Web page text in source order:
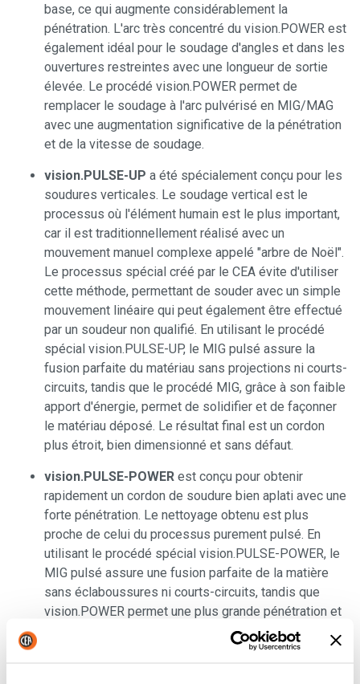
base, ce qui augmente considérablement la
pénétration. L'arc très concentré du vision.POWER est
également idéal pour le soudage d'angles et dans les
ouvertures restreintes avec une longueur de sortie
élevée. Le procédé vision.POWER permet de
remplacer le soudage à l'arc pulvérisé en MIG/MAG
avec une augmentation significative de la pénétration
et de la vitesse de soudage.
vision.PULSE-UP a été spécialement conçu pour les
soudures verticales. Le soudage vertical est le
processus où l'élément humain est le plus important,
car il est traditionnellement réalisé avec un
mouvement manuel complexe appelé "arbre de Noël".
Le processus spécial créé par le CEA évite d'utiliser
cette méthode, permettant de souder avec un simple
mouvement linéaire qui peut également être effectué
par un soudeur non qualifié. En utilisant le procédé
spécial vision.PULSE-UP, le MIG pulsé assure la
fusion parfaite du matériau sans projections ni courts-
circuits, tandis que le procédé MIG, grâce à son faible
apport d'énergie, permet de solidifier et de façonner
le matériau déposé. Le résultat final est un cordon
plus étroit, bien dimensionné et sans défaut.
vision.PULSE-POWER est conçu pour obtenir
rapidement un cordon de soudure bien aplati avec une
forte pénétration. Le nettoyage obtenu est plus
proche de celui du processus purement pulsé. En
utilisant le procédé spécial vision.PULSE-POWER, le
MIG pulsé assure une fusion parfaite de la matière
sans éclaboussures ni courts-circuits, tandis que
vision.POWER permet une plus grande pénétration et
une vitesse de soudage accrue avec un apport
d'énergie plus faible et un contrôle plus facile de la